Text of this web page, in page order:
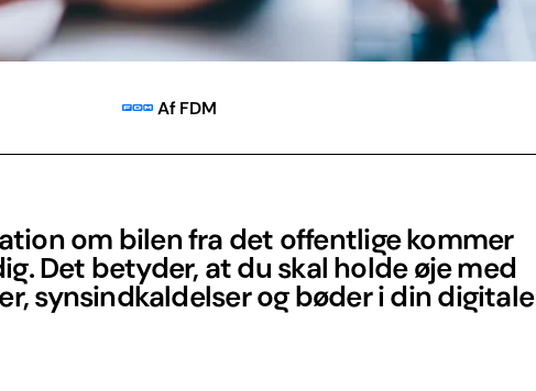
Af FDM
om bilen fra det offentlige kommer
Det betyder, at du skal holde øje med
synsindkaldelser og bøder i din digitale